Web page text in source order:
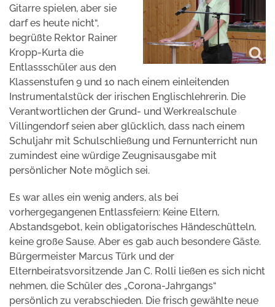
Gitarre spielen, aber sie
darf es heute nicht“,
begrüßte Rektor Rainer
Kropp-Kurta die
Entlassschüler aus den
Klassenstufen 9 und 10 nach einem einleitenden
Instrumentalstück der irischen Englischlehrerin. Die
Verantwortlichen der Grund- und Werkrealschule
Villingendorf seien aber glücklich, dass nach einem
Schuljahr mit Schulschließung und Fernunterricht nun
zumindest eine würdige Zeugnisausgabe mit
persönlicher Note möglich sei.
Es war alles ein wenig anders, als bei
vorhergegangenen Entlassfeiern: Keine Eltern,
Abstandsgebot, kein obligatorisches Händeschütteln,
keine große Sause. Aber es gab auch besondere Gäste.
Bürgermeister Marcus Türk und der
Elternbeiratsvorsitzende Jan C. Rolli ließen es sich nicht
nehmen, die Schüler des „Corona-Jahrgangs“
persönlich zu verabschieden. Die frisch gewählte neue